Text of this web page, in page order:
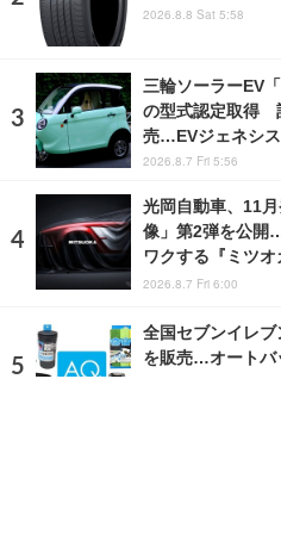
2026.8.8 Sat 5:58
三輪ソーラーEV
の型式認定取得
売…EVジェネシス
2026.8.7 Fri 5:56
光岡自動車、11
像」第2弾を公開
ワクする『ミツオ
2026.8.7 Fri 6:00
全国セブンイレブ
を販売…オートバ